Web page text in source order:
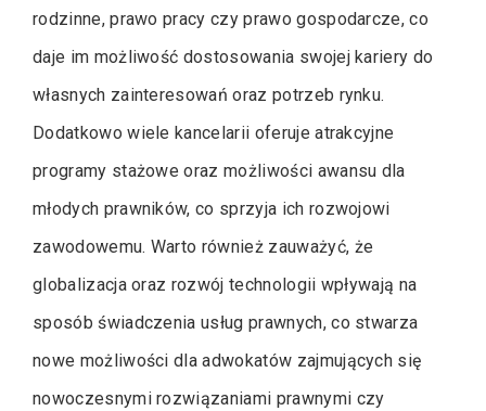
rodzinne, prawo pracy czy prawo gospodarcze, co
daje im możliwość dostosowania swojej kariery do
własnych zainteresowań oraz potrzeb rynku.
Dodatkowo wiele kancelarii oferuje atrakcyjne
programy stażowe oraz możliwości awansu dla
młodych prawników, co sprzyja ich rozwojowi
zawodowemu. Warto również zauważyć, że
globalizacja oraz rozwój technologii wpływają na
sposób świadczenia usług prawnych, co stwarza
nowe możliwości dla adwokatów zajmujących się
nowoczesnymi rozwiązaniami prawnymi czy